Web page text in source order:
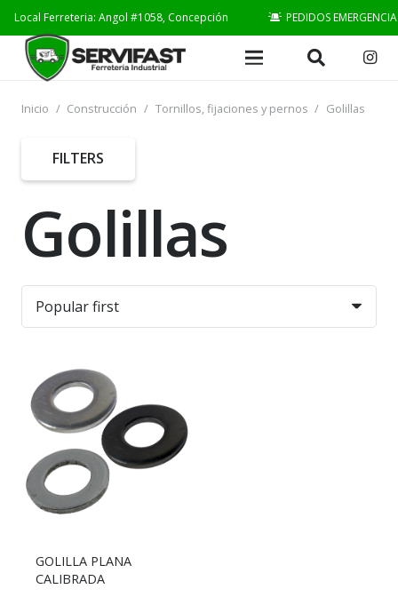
Local Ferreteria: Angol #1058, Concepción PEDIDOS EMERGENCIA
Inicio / Construcción / Tornillos, fijaciones y pernos / Golillas
Golillas
GOLILLA PLANA
CALIBRADA
FILTERS